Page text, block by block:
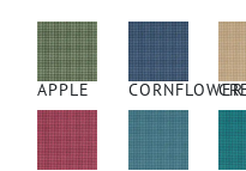
APPLE CORNFLOWER